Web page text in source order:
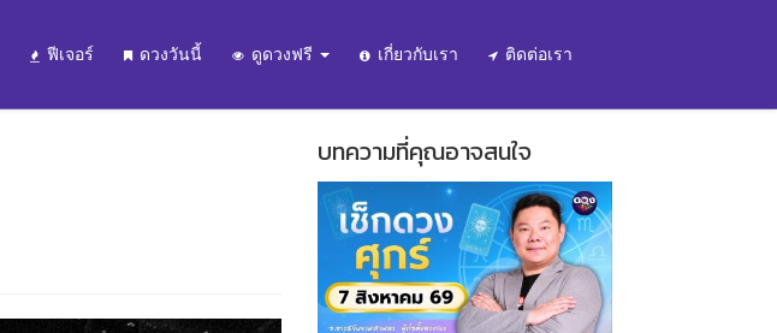
ฟีเจอร์ ดวงวันนี้ ดูดวงฟรี เกี่ยวกับเรา ติดต่อเรา
บทความที่คุณอาจสนใจ